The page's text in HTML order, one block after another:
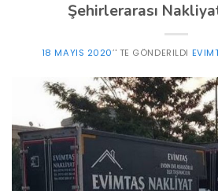
Şehirlerarası
18 MAYIS 2020’' TE GÖNDERILDI